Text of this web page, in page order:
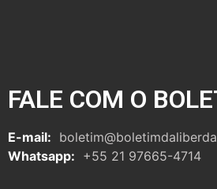
FALE COM O
E-mail:
Whatsapp: +55 21 97665-4714